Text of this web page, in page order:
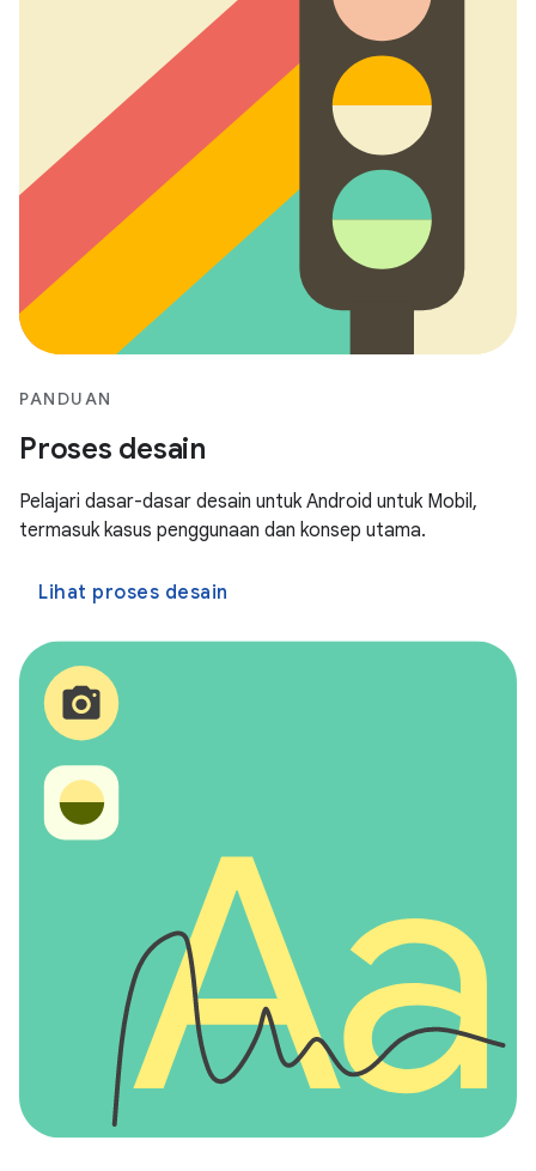
PANDUAN
Proses desain
Pelajari dasar-dasar desain untuk Android untuk Mobil,
termasuk kasus penggunaan dan konsep utama.
Lihat proses desain